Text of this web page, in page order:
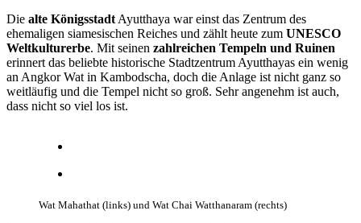
Die alte Königsstadt Ayutthaya war einst das Zentrum des
ehemaligen siamesischen Reiches und zählt heute zum UNESCO
Weltkulturerbe. Mit seinen zahlreichen Tempeln und Ruinen
erinnert das beliebte historische Stadtzentrum Ayutthayas ein wenig
an Angkor Wat in Kambodscha, doch die Anlage ist nicht ganz so
weitläufig und die Tempel nicht so groß. Sehr angenehm ist auch,
dass nicht so viel los ist.
Wat Mahathat (links) und Wat Chai Watthanaram (rechts)